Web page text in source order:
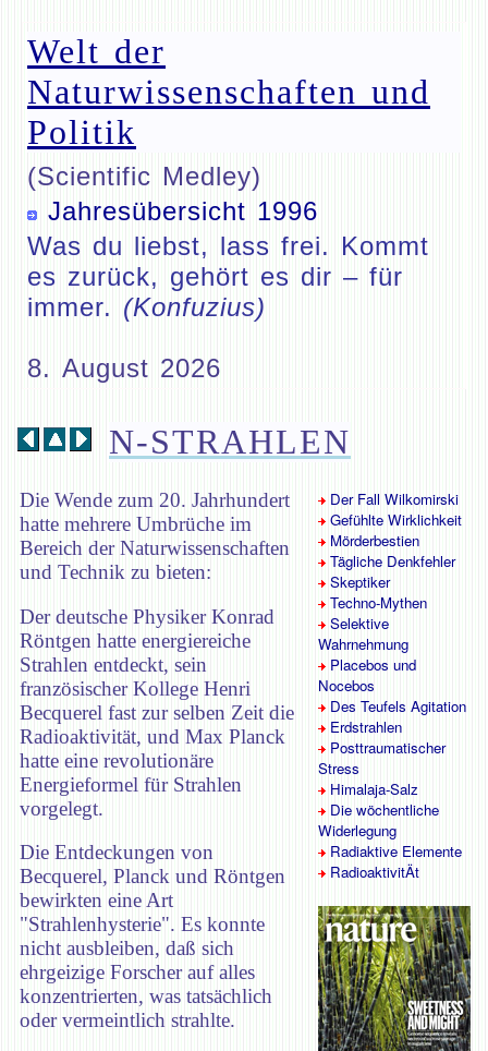
Welt der
Naturwissenschaften und
Politik
(Scientific Medley)
Jahresübersicht 1996
Was du liebst, lass frei. Kommt
es zurück, gehört es dir – für
immer. (Konfuzius)
8. August 2026
N-STRAHLEN
Die Wende zum 20. Jahrhundert
hatte mehrere Umbrüche im
Bereich der Naturwissenschaften
und Technik zu bieten:
Der deutsche Physiker Konrad
Röntgen hatte energiereiche
Strahlen entdeckt, sein
französischer Kollege Henri
Becquerel fast zur selben Zeit die
Radioaktivität, und Max Planck
hatte eine revolutionäre
Energieformel für Strahlen
vorgelegt.
Die Entdeckungen von
Becquerel, Planck und Röntgen
bewirkten eine Art
"Strahlenhysterie". Es konnte
nicht ausbleiben, daß sich
ehrgeizige Forscher auf alles
konzentrierten, was tatsächlich
oder vermeintlich strahlte.
Der Fall Wilkomirski
Gefühlte Wirklichkeit
Mörderbestien
Tägliche Denkfehler
Skeptiker
Techno-Mythen
Selektive
Wahrnehmung
Placebos und
Nocebos
Des Teufels Agitation
Erdstrahlen
Posttraumatischer
Stress
Himalaja-Salz
Die wöchentliche
Widerlegung
Radiaktive Elemente
RadioaktivitÄt